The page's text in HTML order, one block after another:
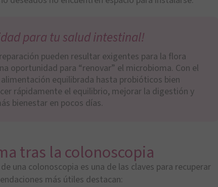
para tu salud intestinal!
pueden resultar exigentes para la flora
oportunidad para “renovar” el microbioma. Con el
equilibrada hasta probióticos bien
rápidamente el equilibrio, mejorar la digestión y
bienestar en pocos días.
tras la colonoscopia
una colonoscopia es una de las claves para recuperar
más útiles destacan: